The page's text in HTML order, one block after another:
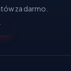
za darmo.